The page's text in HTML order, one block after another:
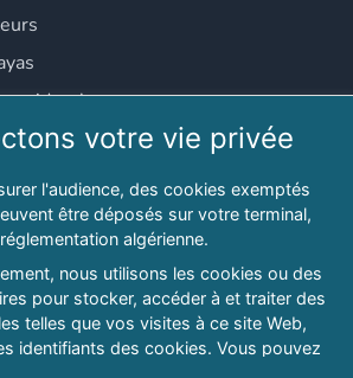
guide-alger.com
votre vie privée
l'audience, des cookies exemptés
être déposés sur votre terminal,
algérienne.
nous utilisons les cookies ou des
pour stocker, accéder à et traiter des
telles que vos visites à ce site Web,
identifiants des cookies. Vous pouvez